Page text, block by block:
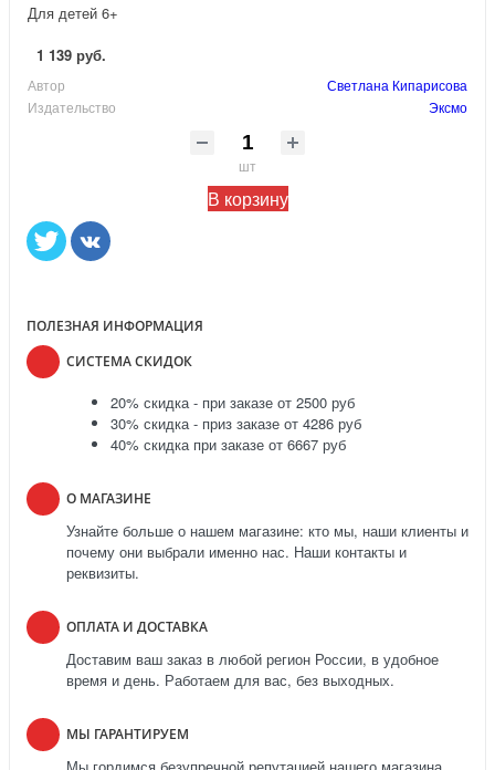
Для детей 6+
1 139 руб.
Автор
Светлана Кипарисова
Издательство
Эксмо
шт
В корзину
ПОЛЕЗНАЯ ИНФОРМАЦИЯ
СИСТЕМА СКИДОК
20% скидка - при заказе от 2500 руб
30% скидка - приз заказе от 4286 руб
40% скидка при заказе от 6667 руб
О МАГАЗИНЕ
Узнайте больше о нашем магазине: кто мы, наши клиенты и
почему они выбрали именно нас. Наши контакты и
реквизиты.
ОПЛАТА И ДОСТАВКА
Доставим ваш заказ в любой регион России, в удобное
время и день. Работаем для вас, без выходных.
МЫ ГАРАНТИРУЕМ